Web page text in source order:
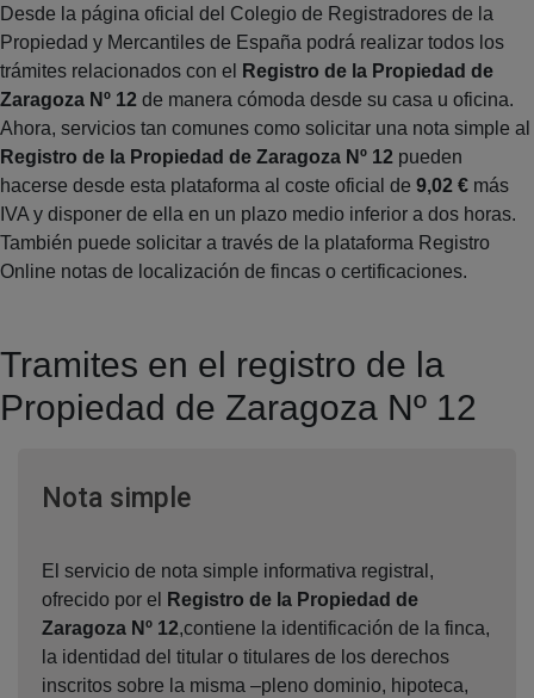
Desde la página oficial del Colegio de Registradores de la
Propiedad y Mercantiles de España podrá realizar todos los
trámites relacionados con el
Registro de la Propiedad de
Zaragoza Nº 12 de manera cómoda desde su casa u oficina.
Ahora, servicios tan comunes como solicitar una nota simple al
Registro de la Propiedad de Zaragoza Nº 12 pueden
hacerse desde esta plataforma al coste oficial de 9,02 € más
IVA y disponer de ella en un plazo medio inferior a dos horas.
También puede solicitar a través de la plataforma Registro
Online notas de localización de fincas o certificaciones.
Tramites en el registro de la
Propiedad de Zaragoza Nº 12
Nota simpleVentana nueva
El servicio de nota simple informativa registral,
ofrecido por el
Registro de la Propiedad de
Zaragoza Nº 12,contiene la identificación de la finca,
la identidad del titular o titulares de los derechos
inscritos sobre la misma –pleno dominio, hipoteca,